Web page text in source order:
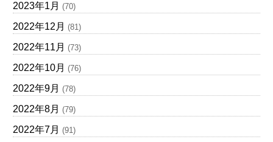
2023年1月 (70)
2022年12月 (81)
2022年11月 (73)
2022年10月 (76)
2022年9月 (78)
2022年8月 (79)
2022年7月 (91)